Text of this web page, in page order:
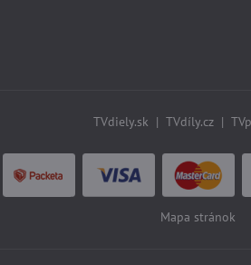
TVdiely.sk | TVdíly.cz|
Mapa stránok